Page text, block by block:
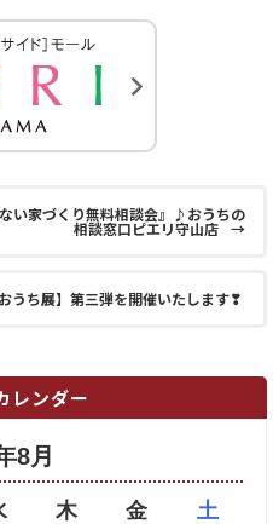
い家づくり無料相談会』♪おうちの
相談窓口ピエリ守山店 →
うち展】第三弾を開催いたします❣
レンダー
8月
木 金 土